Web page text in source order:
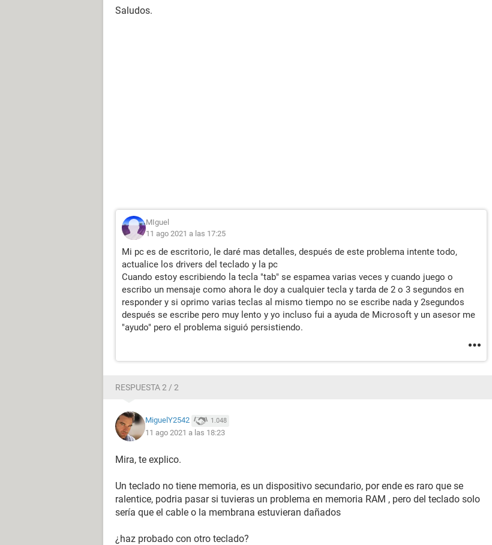
Saludos.
MIguel
11 ago 2021 a las 17:25
Mi pc es de escritorio, le daré mas detalles, después de este problema intente todo,
actualice los drivers del teclado y la pc
Cuando estoy escribiendo la tecla "tab" se espamea varias veces y cuando juego o
escribo un mensaje como ahora le doy a cualquier tecla y tarda de 2 o 3 segundos en
responder y si oprimo varias teclas al mismo tiempo no se escribe nada y 2segundos
después se escribe pero muy lento y yo incluso fui a ayuda de Microsoft y un asesor me
"ayudo" pero el problema siguió persistiendo.
RESPUESTA 2 / 2
MiguelY2542 1.048
11 ago 2021 a las 18:23
Mira, te explico.
Un teclado no tiene memoria, es un dispositivo secundario, por ende es raro que se
ralentice, podria pasar si tuvieras un problema en memoria RAM , pero del teclado solo
sería que el cable o la membrana estuvieran dañados
¿haz probado con otro teclado?